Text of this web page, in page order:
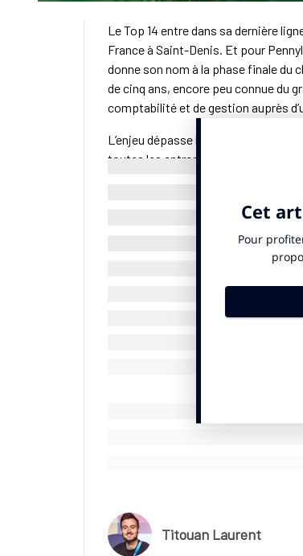
Le Top 14 entre dans sa dernière
France à Saint-Denis. Et pour
donne son nom à la phase finale
de cinq ans, encore peu connue du
comptabilité et de gestion auprès
L’enjeu dépasse le simple
toutes les entreprises françaises
choisi le Top 14 comme premier
Quelle stratégie vous a poussé à
qui évolue sur le marché des
tournant majeur. En 2026, la
concurrents historiques, nous
ans. C’est un investissement
un gros travail d’activation pour
Titouan Laurent